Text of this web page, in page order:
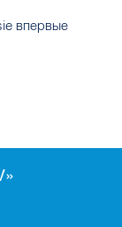
впервые